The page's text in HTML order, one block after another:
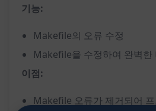
기능:
Makefile의 오류 수정
Makefile을 수정하여 완벽한
이점:
Makefile 오류가 제거되어